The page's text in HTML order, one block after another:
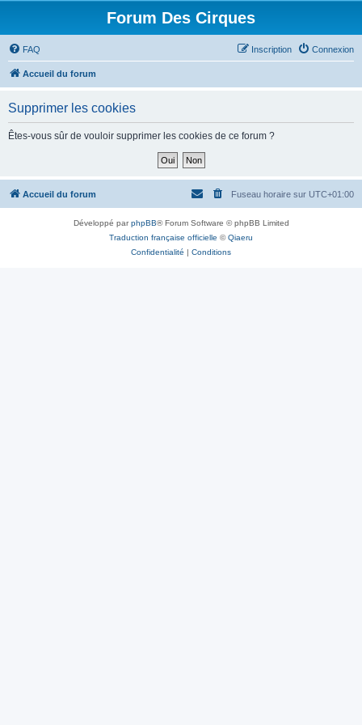
Forum Des Cirques
FAQ Connexion
Inscription
Accueil du forum
Supprimer les cookies
Êtes-vous sûr de vouloir supprimer les cookies de ce forum ?
Accueil du forum Fuseau horaire sur UTC+01:00
Développé parphpBB® Forum Software © phpBB Limited
Traduction française officielle ©Qiaeru
Confidentialité | Conditions